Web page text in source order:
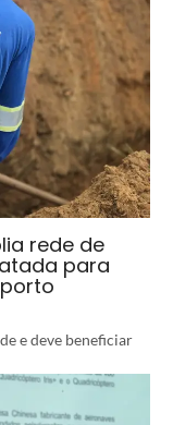
rede de
para
e deve beneficiar